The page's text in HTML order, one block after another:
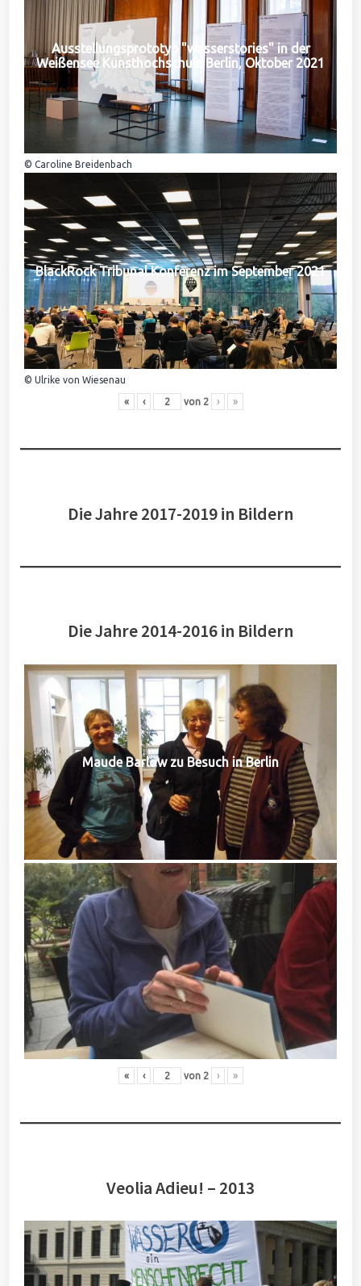
Ausstellungsprototyp "wasserstories" in der
Weißensee Kunsthochschule Berlin, Oktober 2021
© Caroline Breidenbach
BlackRock Tribunal Konferenz im September 2021
© Ulrike von Wiesenau
« ‹ von 2 › »
Die Jahre 2017-2019 in Bildern
Die Jahre 2014-2016 in Bildern
Maude Barlow zu Besuch in Berlin
« ‹ von 2 › »
Veolia Adieu! – 2013